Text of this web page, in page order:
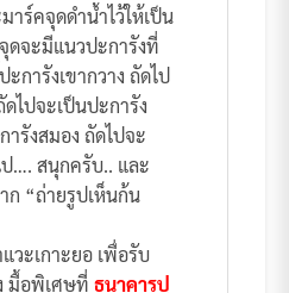
าร์คจุดดำน้ำไว้ให้เป็น
ดจะมีแนวปะการังที่
การังเขากวาง ถัดไป
ไปจะเป็นปะการัง
รังสมอง ถัดไปจะ
ป…. สนุกครับ.. และ
ก “ถ่ายรูปเห็นก้น
วะเกาะยอ เพื่อรับ
มื้อพิเศษที่ ธนาคารปู